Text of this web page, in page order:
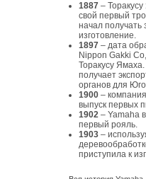
1887 –
свой первый
начал получать
изготовление.
1897 – дата
Nippon Gakki
Торакусу
получает
органов для
1900 –
выпуск первых
1902 – Yamaha
первый рояль.
1903 –
приступила к